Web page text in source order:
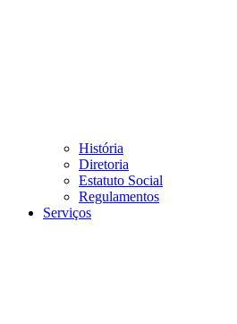
História
Diretoria
Estatuto Social
Regulamentos
Serviços